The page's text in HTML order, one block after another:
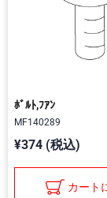
ﾎﾞﾙﾄ,ﾌｱﾝ
MF140289
¥374 (税込)
カート